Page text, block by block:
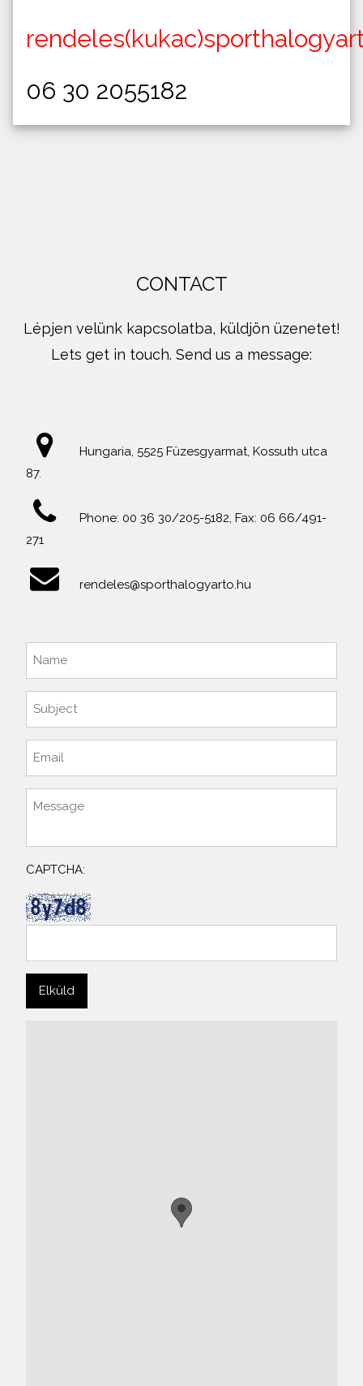
06 30 2055182
CONTACT
Lépjen velünk kapcsolatba, küldjön üzenetet!
Lets get in touch. Send us a message:
Hungaria, 5525 Füzesgyarmat, Kossuth utca
87.
Phone: 00 36 30/205-5182, Fax: 06 66/491-
271
rendeles@sporthalogyarto.hu
CAPTCHA: